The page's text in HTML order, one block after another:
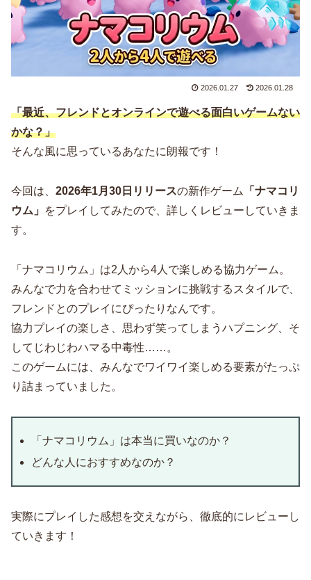
2026.01.27 2026.01.28
「最近、フレンドとオンラインで遊べる面白いゲームない
かな？」
そんな風に思っているあなたに朗報です！
今回は、 2026年1月30日リリースの新作ゲーム
「ナマコリ
ウム」 をプレイしてみたので、詳しくレビューしていきま
す。
「ナマコリウム」は2人から4人で楽しめる協力ゲーム。
みんなで力を合わせてミッションに挑戦するスタイルで、
フレンドとのプレイにぴったりなんです。
協力プレイの楽しさ、思わず笑ってしまうハプニング、そ
してじわじわハマる中毒性……。
このゲームには、みんなでワイワイ楽しめる要素がたっぷ
り詰まっていました。
「ナマコリウム」は本当に買いなのか？
どんな人におすすめなのか？
実際にプレイした感想を交えながら、徹底的にレビューし
ていきます！